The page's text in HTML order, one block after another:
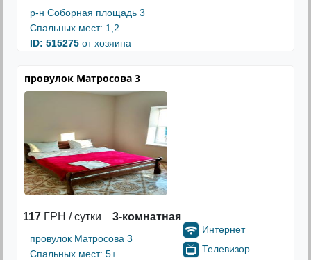
р-н Соборная площадь 3
Спальных мест: 1,2
ID: 515275 от хозяина
провулок Матросова 3
117 ГРН / сутки 3-комнатная
провулок Матросова 3
Спальных мест: 5+
Интернет
Телевизор